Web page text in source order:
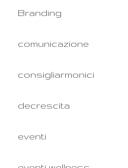
Branding
comunicazione
consigliarmonici
decrescita
eventi